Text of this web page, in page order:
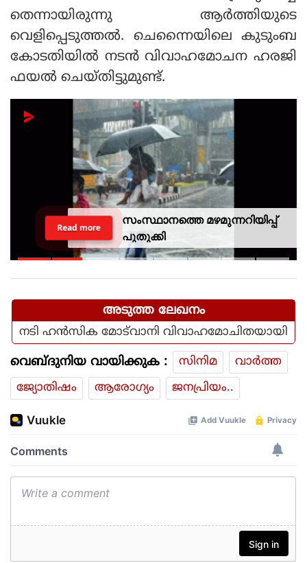
തെന്നായിരുന്നു ആർത്തിയുടെ
വെളിപ്പെടുത്തൽ. ചെന്നൈയിലെ കുടുംബ
കോടതിയിൽ നടൻ വിവാഹമോചന ഹരജി
ഫയൽ ചെയ്തിട്ടുമുണ്ട്.
ആശുപത്രിയില്‍ പാര്‍ട്ടി
പതാകകളും
മുദ്രാവാക്യങ്ങളുമായി മന്ത്രി
വിമര്‍ശനം
Read more
അടുത്ത ലേഖനം
നടി ഹൻസിക മോട്‌വാനി വിവാഹമോചിതയായി
വെബ്ദുനിയ വായിക്കുക : സിനിമ
വാര്‍ത്ത
ജ്യോതിഷം
ആരോഗ്യം ജനപ്രിയം..